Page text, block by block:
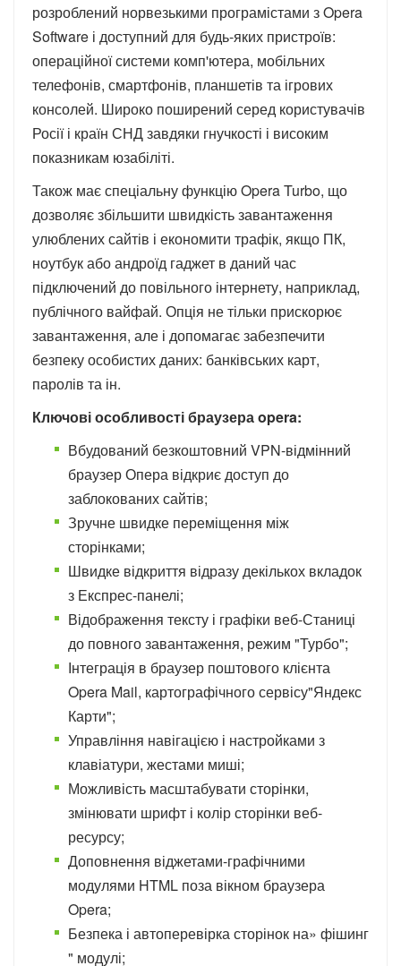
розроблений норвезькими програмістами з Opera
Software і доступний для будь-яких пристроїв:
операційної системи комп'ютера, мобільних
телефонів, смартфонів, планшетів та ігрових
консолей. Широко поширений серед користувачів
Росії і країн СНД завдяки гнучкості і високим
показникам юзабіліті.
Також має спеціальну функцію Opera Turbo, що
дозволяє збільшити швидкість завантаження
улюблених сайтів і економити трафік, якщо ПК,
ноутбук або андроїд гаджет в даний час
підключений до повільного інтернету, наприклад,
публічного вайфай. Опція не тільки прискорює
завантаження, але і допомагає забезпечити
безпеку особистих даних: банківських карт,
паролів та ін.
Ключові особливості браузера opera:
Вбудований безкоштовний VPN-відмінний
браузер Опера відкриє доступ до
заблокованих сайтів;
Зручне швидке переміщення між
сторінками;
Швидке відкриття відразу декількох вкладок
з Експрес-панелі;
Відображення тексту і графіки веб-Станиці
до повного завантаження, режим "Турбо";
Інтеграція в браузер поштового клієнта
Opera Mail, картографічного сервісу"Яндекс
Карти";
Управління навігацією і настройками з
клавіатури, жестами миші;
Можливість масштабувати сторінки,
змінювати шрифт і колір сторінки веб-
ресурсу;
Доповнення віджетами-графічними
модулями HTML поза вікном браузера
Opera;
Безпека і автоперевірка сторінок на» фішинг
" модулі;